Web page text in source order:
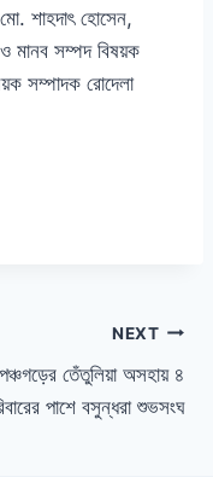
. শাহদাৎ হোসেন,
ও মানব সম্পদ বিষয়ক
সম্পাদক রোদেলা
NEXT
পঞ্চগড়ের তেঁতুলিয়া অসহায় ৪
পাশে বসুন্ধরা শুভসংঘ